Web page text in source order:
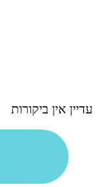
עדיין אין ביקורות